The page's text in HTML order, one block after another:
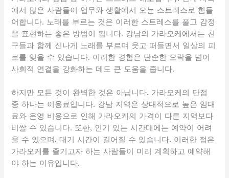
에서 많은 사람들이 업무와 생활에서 오는 스트레스로 힘들
어합니다. 노래를 부르는 것은 이러한 스트레스를 풀고 감정
을 표현하는 좋은 방법이 됩니다. 강남의 가라오케에서는 친
구들과 함께 신나게 노래를 부르며 웃고 떠들면서 일상의 피
로를 잊을 수 있습니다. 이러한 경험은 단순한 오락을 넘어
사회적 연결을 강화하는 데도 큰 도움을 줍니다.
하지만 모든 것이 완벽한 것은 아닙니다. 가라오케의 단점
중 하나는 이용료입니다. 강남 지역은 상대적으로 높은 임대
료와 운영 비용으로 인해 가라오케의 가격이 다른 지역보다
비쌀 수 있습니다. 또한, 인기 있는 시간대에는 예약이 어려
울 수 있으며, 대기 시간이 길어질 수 있습니다. 이러한 점은
가라오케를 즐기고자 하는 사람들이 미리 계획하고 예약해
야 하는 이유입니다.